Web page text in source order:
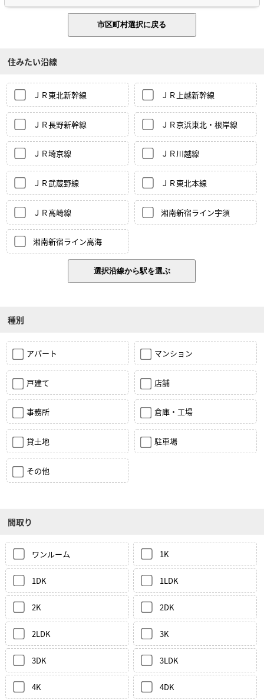
住みたい沿線
ＪＲ東北新幹線 ＪＲ上越新幹線
ＪＲ長野新幹線 ＪＲ京浜東北・根岸線
ＪＲ埼京線 ＪＲ川越線
ＪＲ武蔵野線 ＪＲ東北本線
ＪＲ高崎線 湘南新宿ライン宇須
湘南新宿ライン高海
種別
アパート マンション
戸建て 店舗
事務所 倉庫・工場
貸土地 駐車場
その他
間取り
ワンルーム 1K
1DK 1LDK
2K 2DK
2LDK 3K
3DK 3LDK
4K 4DK